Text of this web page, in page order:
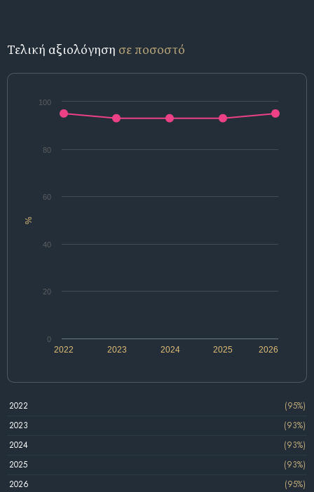
Τελική αξιολόγηση σε ποσοστό
%
2022 2024 2026
2023 2025
0
20
40
60
80
100
2022
(95%)
2023
(93%)
2024
(93%)
2025
(93%)
2026
(95%)